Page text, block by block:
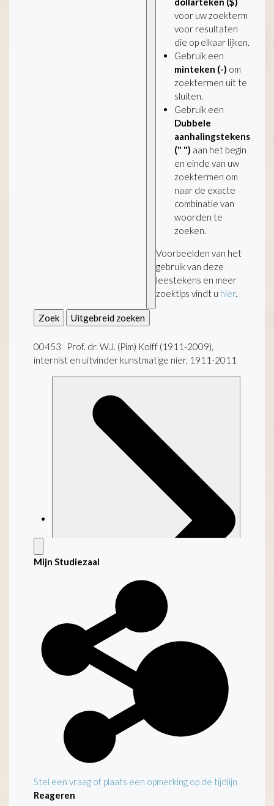
voor uw zoekterm
voor resultaten
die op elkaar lijken.
Gebruik een
minteken (-) om
zoektermen uit te
sluiten.
Gebruik een
Dubbele
aanhalingstekens
(" ") aan het begin
en einde van uw
zoektermen om
naar de exacte
combinatie van
woorden te
zoeken.
Voorbeelden van het
gebruik van deze
leestekens en meer
zoektips vindt u hier.
Zoek Uitgebreid zoeken
00453 Prof. dr. W.J. (Pim) Kolff (1911-2009),
internist en uitvinder kunstmatige nier, 1911-2011
Kenmerken
Mijn Studiezaal
Stel een vraag of plaats een opmerking op de tijdlijn
Reageren